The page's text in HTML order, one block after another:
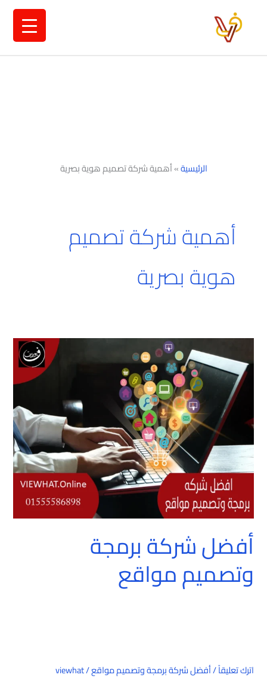
الرئيسية»أهمية شركة تصميم هوية بصرية
أهمية شركة تصميم
هوية بصرية
أفضل شركة برمجة
وتصميم مواقع
اترك تعليقاً/أفضل شركة برمجة وتصميم مواقع/
viewhat
شركة
برمجة
وتصميم
مواقع